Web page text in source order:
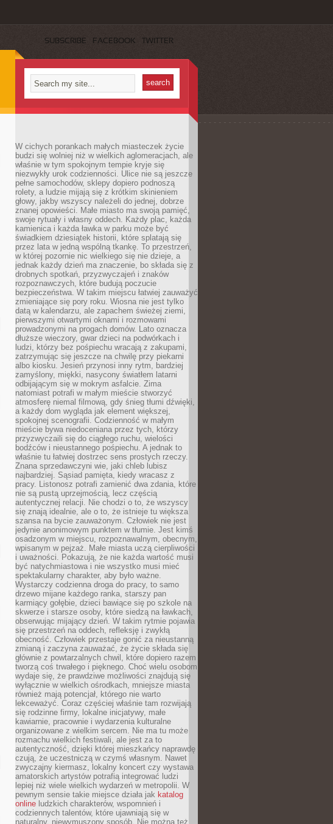
SUBSCRIBE FACEBOOK TWITTER
W cichych porankach małych miasteczek życie
budzi się wolniej niż w wielkich aglomeracjach, ale
właśnie w tym spokojnym tempie kryje się
niezwykły urok codzienności. Ulice nie są jeszcze
pełne samochodów, sklepy dopiero podnoszą
rolety, a ludzie mijają się z krótkim skinieniem
głowy, jakby wszyscy należeli do jednej, dobrze
znanej opowieści. Małe miasto ma swoją pamięć,
swoje rytuały i własny oddech. Każdy plac, każda
kamienica i każda ławka w parku może być
świadkiem dziesiątek historii, które splatają się
przez lata w jedną wspólną tkankę. To przestrzeń,
w której pozornie nic wielkiego się nie dzieje, a
jednak każdy dzień ma znaczenie, bo składa się z
drobnych spotkań, przyzwyczajeń i znaków
rozpoznawczych, które budują poczucie
bezpieczeństwa. W takim miejscu łatwiej zauważyć
zmieniające się pory roku. Wiosna nie jest tylko
datą w kalendarzu, ale zapachem świeżej ziemi,
pierwszymi otwartymi oknami i rozmowami
prowadzonymi na progach domów. Lato oznacza
dłuższe wieczory, gwar dzieci na podwórkach i
ludzi, którzy bez pośpiechu wracają z zakupami,
zatrzymując się jeszcze na chwilę przy piekarni
albo kiosku. Jesień przynosi inny rytm, bardziej
zamyślony, miękki, nasycony światłem latarni
odbijającym się w mokrym asfalcie. Zima
natomiast potrafi w małym mieście stworzyć
atmosferę niemal filmową, gdy śnieg tłumi dźwięki,
a każdy dom wygląda jak element większej,
spokojnej scenografii. Codzienność w małym
mieście bywa niedoceniana przez tych, którzy
przyzwyczaili się do ciągłego ruchu, wielości
bodźców i nieustannego pośpiechu. A jednak to
właśnie tu łatwiej dostrzec sens prostych rzeczy.
Znana sprzedawczyni wie, jaki chleb lubisz
najbardziej. Sąsiad pamięta, kiedy wracasz z
pracy. Listonosz potrafi zamienić dwa zdania, które
nie są pustą uprzejmością, lecz częścią
autentycznej relacji. Nie chodzi o to, że wszyscy
się znają idealnie, ale o to, że istnieje tu większa
szansa na bycie zauważonym. Człowiek nie jest
jedynie anonimowym punktem w tłumie. Jest kimś
osadzonym w miejscu, rozpoznawalnym, obecnym,
wpisanym w pejzaż. Małe miasta uczą cierpliwości
i uważności. Pokazują, że nie każda wartość musi
być natychmiastowa i nie wszystko musi mieć
spektakularny charakter, aby było ważne.
Wystarczy codzienna droga do pracy, to samo
drzewo mijane każdego ranka, starszy pan
karmiący gołębie, dzieci bawiące się po szkole na
skwerze i starsze osoby, które siedzą na ławkach,
obserwując mijający dzień. W takim rytmie pojawia
się przestrzeń na oddech, refleksję i zwykłą
obecność. Człowiek przestaje gonić za nieustanną
zmianą i zaczyna zauważać, że życie składa się
głównie z powtarzalnych chwil, które dopiero razem
tworzą coś trwałego i pięknego. Choć wielu osobom
wydaje się, że prawdziwe możliwości znajdują się
wyłącznie w wielkich ośrodkach, mniejsze miasta
również mają potencjał, którego nie warto
lekceważyć. Coraz częściej właśnie tam rozwijają
się rodzinne firmy, lokalne inicjatywy, małe
kawiarnie, pracownie i wydarzenia kulturalne
organizowane z wielkim sercem. Nie ma tu może
rozmachu wielkich festiwali, ale jest za to
autentyczność, dzięki której mieszkańcy naprawdę
czują, że uczestniczą w czymś własnym. Nawet
zwyczajny kiermasz, lokalny koncert czy wystawa
amatorskich artystów potrafią integrować ludzi
lepiej niż wiele wielkich wydarzeń w metropolii. W
pewnym sensie takie miejsce działa jak katalog
online ludzkich charakterów, wspomnień i
codziennych talentów, które ujawniają się w
naturalny, niewymuszony sposób. Nie można też